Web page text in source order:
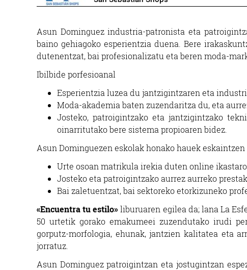
Asun Dominguez industria-patronista eta
baino gehiagoko esperientzia duena. Bere
dutenentzat, bai profesionalizatu eta beren moda-
Ibilbide porfesioanal
Esperientzia luzea du jantzigintzaren eta
Moda-akademia baten zuzendaritza du, eta
Josteko, patroigintzako eta jantzigintzako
oinarritutako bere sistema propioaren bidez.
Asun Dominguezen eskolak honako hauek
Urte osoan matrikula irekia duten online
Josteko eta patroigintzako aurrez aurreko
Bai zaletuentzat, bai sektoreko etorkizuneko
«Encuentra tu estilo»liburuaren egilea da; lana La
50 urtetik gorako emakumeei zuzendutako irudi
gorputz-morfologia, ehunak, jantzien kalitatea eta
jorratuz.
Asun Dominguez patroigintzan eta jostugintzan